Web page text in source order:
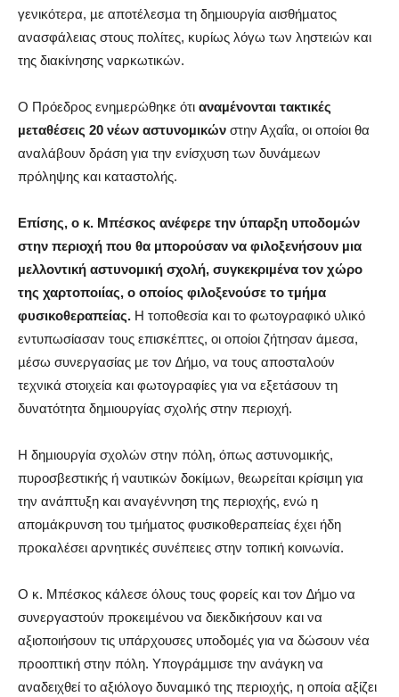
γενικότερα, µε αποτέλεσµα τη δηµιουργία αισθήµατος
ανασφάλειας στους πολίτες, κυρίως λόγω των ληστειών και
της διακίνησης ναρκωτικών.
Ο Πρόεδρος ενηµερώθηκε ότι αναµένονται τακτικές
µεταθέσεις 20 νέων αστυνοµικών στην Αχαΐα, οι οποίοι θα
αναλάβουν δράση για την ενίσχυση των δυνάµεων
πρόληψης και καταστολής.
Επίσης, ο κ. Μπέσκος ανέφερε την ύπαρξη υποδοµών
στην περιοχή που θα µπορούσαν να φιλοξενήσουν µια
µελλοντική αστυνοµική σχολή, συγκεκριµένα τον χώρο
της χαρτοποιίας, ο οποίος φιλοξενούσε το τµήµα
φυσικοθεραπείας. Η τοποθεσία και το φωτογραφικό υλικό
εντυπωσίασαν τους επισκέπτες, οι οποίοι ζήτησαν άµεσα,
µέσω συνεργασίας µε τον ∆ήµο, να τους αποσταλούν
τεχνικά στοιχεία και φωτογραφίες για να εξετάσουν τη
δυνατότητα δηµιουργίας σχολής στην περιοχή.
Η δηµιουργία σχολών στην πόλη, όπως αστυνοµικής,
πυροσβεστικής ή ναυτικών δοκίµων, θεωρείται κρίσιµη για
την ανάπτυξη και αναγέννηση της περιοχής, ενώ η
αποµάκρυνση του τµήµατος φυσικοθεραπείας έχει ήδη
προκαλέσει αρνητικές συνέπειες στην τοπική κοινωνία.
Ο κ. Μπέσκος κάλεσε όλους τους φορείς και τον ∆ήµο να
συνεργαστούν προκειµένου να διεκδικήσουν και να
αξιοποιήσουν τις υπάρχουσες υποδοµές για να δώσουν νέα
προοπτική στην πόλη. Υπογράµµισε την ανάγκη να
αναδειχθεί το αξιόλογο δυναµικό της περιοχής, η οποία αξίζει